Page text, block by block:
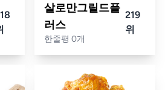
살로만그릴드플
러스
한줄평 0개
219
위